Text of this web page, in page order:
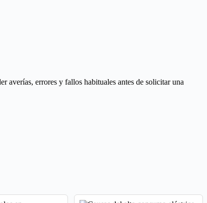
averías, errores y fallos habituales antes de solicitar una